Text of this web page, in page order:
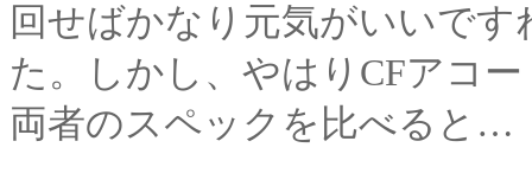
回せばかなり元気がいいで
た。しかし、やはりCFアコ
両者のスペックを比べると…